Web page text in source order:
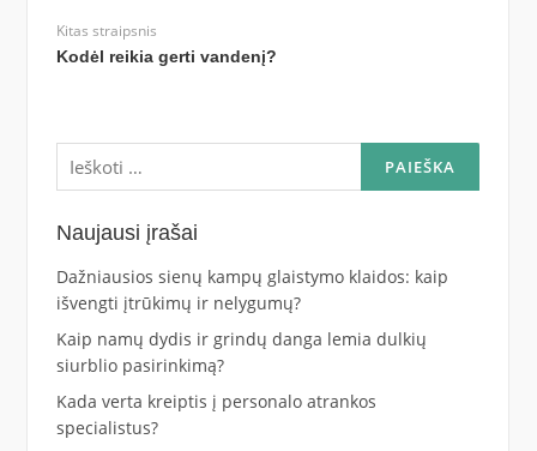
Kitas straipsnis
Kodėl reikia gerti vandenį?
Ieškoti:
Naujausi įrašai
Dažniausios sienų kampų glaistymo klaidos: kaip
išvengti įtrūkimų ir nelygumų?
Kaip namų dydis ir grindų danga lemia dulkių
siurblio pasirinkimą?
Kada verta kreiptis į personalo atrankos
specialistus?